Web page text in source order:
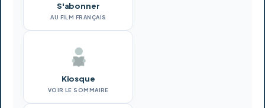
S'abonner
AU FILM FRANÇAIS
Kiosque
VOIR LE SOMMAIRE